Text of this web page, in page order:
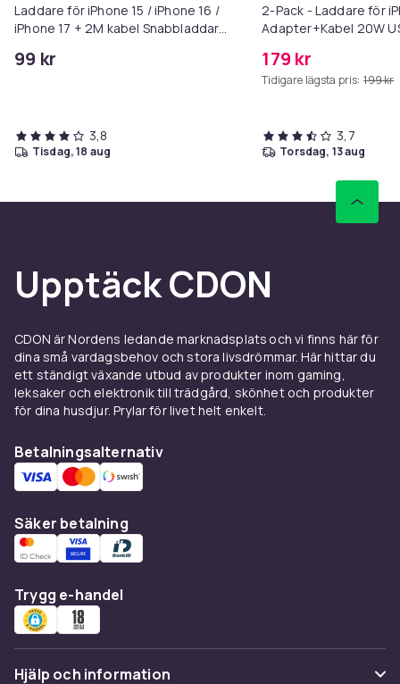
Laddare för iPhone 15 / iPhone 16 /
iPhone 17 + 2M kabel Snabbladdare
99 kr
3,8
tisdag, 18 aug
2-Pack - Laddare för
Adapter+Kabel 20W
179 kr
Tidigare lägsta pris: 199 kr
3,7
torsdag, 13 aug
Upptäck CDON
CDON är Nordens ledande marknadsplats och vi finns här för
dina små vardagsbehov och stora livsdrömmar. Här hittar du
ett ständigt växande utbud av produkter inom gaming,
leksaker och elektronik till trädgård, skönhet och produkter
för dina husdjur. Prylar för livet helt enkelt.
Betalningsalternativ
Säker betalning
Trygg e-handel
Hjälp och information